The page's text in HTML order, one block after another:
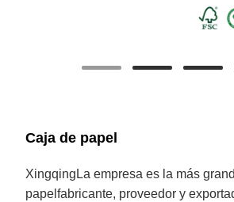
Caja de papel
Xingqing La empresa es la más
papelfabricante, proveedor y